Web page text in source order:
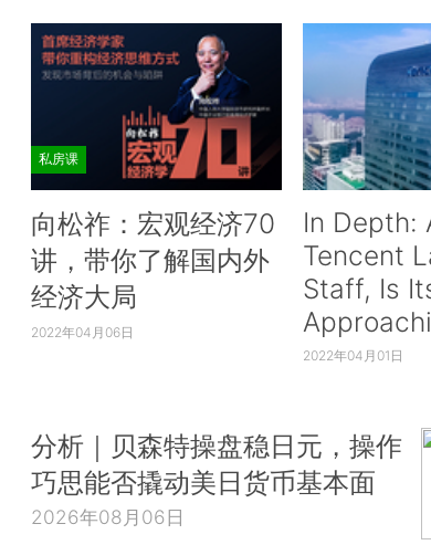
私房课
向松祚：宏观经济70
讲，带你了解国内外
经济大局
2022年04月06日
In Depth:
Tencent
Staff, Is
2022年04月01日
分析｜贝森特操盘稳日元，操作
巧思能否撬动美日货币基本面
2026年08月06日